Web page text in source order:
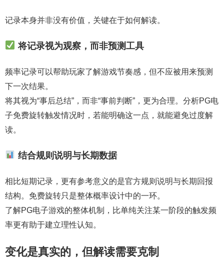
记录本身并非没有价值，关键在于如何解读。
将记录视为观察，而非预测工具
频率记录可以帮助玩家了解游戏节奏感，但不应被用来预测
下一次结果。
将其视为“事后总结”，而非“事前判断”，更为合理。分析PG电
子免费旋转触发情况时，若能明确这一点，就能避免过度解
读。
结合规则说明与长期数据
相比短期记录，更有参考意义的是官方规则说明与长期回报
结构。免费旋转只是整体概率设计中的一环。
了解PG电子游戏的整体机制，比单纯关注某一阶段的触发频
率更有助于建立理性认知。
变化是真实的，但解读需要克制